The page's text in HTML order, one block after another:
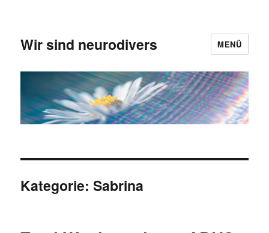
Wir sind neurodivers MENÜ
Kategorie:Sabrina